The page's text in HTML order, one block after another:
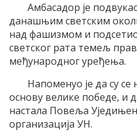
Амбасадор је
данашњим светским
над фашизмом и подсетио
светског рата темељ
међународног уређења.
Напоменуо је да су се
основу велике победе, и
настала Повеља
организација УН.